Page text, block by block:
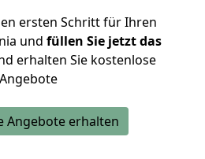
ersten Schritt für Ihren
und füllen Sie jetzt das
erhalten Sie kostenlose
Angebote
Angebote erhalten